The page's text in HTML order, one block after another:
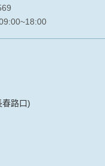
字，但不涉及特定個
的以外之其他用途。
產品、服務、活動或
，本網站也可以從商
姓名、電話、住址、
、行業等相關資料，
、住址、身份證字
相關資料，當您註冊
即取得您的資料。
詢時，伺服器自行產
路口)